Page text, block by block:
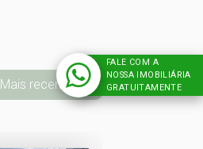
Mais recentes
FALE COM A
NOSSA IMOBILIÁRIA
GRATUITAMENTE